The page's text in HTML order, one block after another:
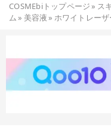
COSMEbiトップページ» ス
ム» 美容液» ホワイトレー